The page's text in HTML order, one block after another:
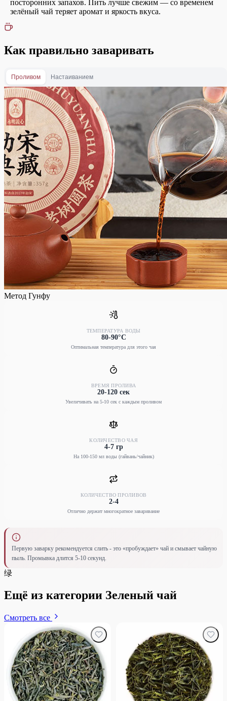
посторонних запахов. Пить лучше свежим — со временем
зелёный чай теряет аромат и яркость вкуса.
Как правильно заваривать
Проливом Настаиванием
Метод Гунфу
ТЕМПЕРАТУРА ВОДЫ
80-90°C
Оптимальная температура для этого чая
ВРЕМЯ ПРОЛИВА
20-120 сек
Увеличивать на 5-10 сек с каждым проливом
КОЛИЧЕСТВО ЧАЯ
4-7 гр
На 100-150 мл воды (гайвань/чайник)
КОЛИЧЕСТВО ПРОЛИВОВ
2-4
Отлично держит многократное заваривание
Первую заварку рекомендуется слить - это «пробуждает» чай и смывает чайную
пыль. Промывка длится 5-10 секунд.
绿
Ещё из категории Зеленый чай
Смотреть все